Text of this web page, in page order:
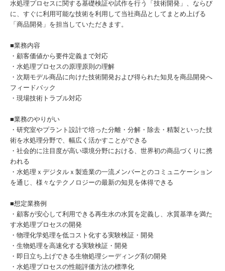
水処理プロセスに関する基礎検証や試作を行う「技術開発」、ならび
に、すぐに利用可能な技術を利用して当社商品としてまとめ上げる
「商品開発」を担当していただきます。
■業務内容
・顧客価値から要件定義まで対応
・水処理プロセスの原理原則の理解
・次期モデル商品に向けた技術開発および得られた知見を商品開発へ
フィードバック
・現場技術トラブル対応
■業務のやりがい
・研究室やプラント設計で培った分離・分解・除去・精製といった技
術を水処理分野で、幅広く活かすことができる
・社会的に注目度が高い環境分野における、世界初の商品づくりに携
われる
・水処理ｘデジタルｘ製造業の一流メンバーとのコミュニケーション
を通じ、様々なテクノロジーの最新の知見を体得できる
■想定業務例
・顧客が安心して利用できる再生水の水質を定義し、水質基準を満た
す水処理プロセスの開発
・物理化学処理を低コスト化する実験検証・開発
・生物処理を高速化する実験検証・開発
・即日立ち上げできる生物処理シーディング剤の開発
・水処理プロセスの性能評価方法の標準化